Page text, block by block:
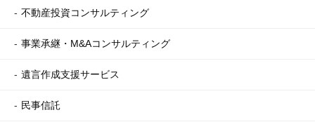
不動産投資コンサルティング
事業承継・M&Aコンサルティング
遺言作成支援サービス
民事信託